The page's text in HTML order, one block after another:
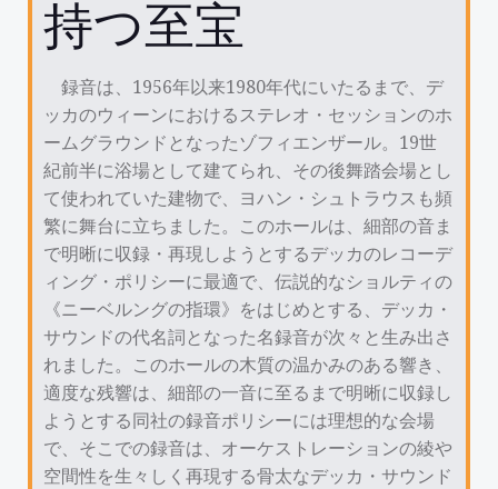
持つ至宝
録音は、1956年以来1980年代にいたるまで、デ
ッカのウィーンにおけるステレオ・セッションのホ
ームグラウンドとなったゾフィエンザール。19世
紀前半に浴場として建てられ、その後舞踏会場とし
て使われていた建物で、ヨハン・シュトラウスも頻
繁に舞台に立ちました。このホールは、細部の音ま
で明晰に収録・再現しようとするデッカのレコーデ
ィング・ポリシーに最適で、伝説的なショルティの
《ニーベルングの指環》をはじめとする、デッカ・
サウンドの代名詞となった名録音が次々と生み出さ
れました。このホールの木質の温かみのある響き、
適度な残響は、細部の一音に至るまで明晰に収録し
ようとする同社の録音ポリシーには理想的な会場
で、そこでの録音は、オーケストレーションの綾や
空間性を生々しく再現する骨太なデッカ・サウンド